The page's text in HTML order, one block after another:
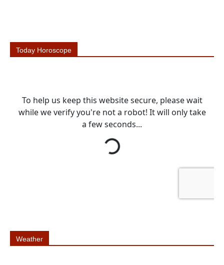
Today Horoscope
Weather